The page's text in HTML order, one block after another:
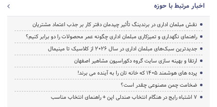
اخبار مرتبط با حوزه
نقش مبلمان اداری در برندینگ تأثیر چیدمان دفتر کار بر جذب اعتماد مشتریان
راهنمای نگهداری و تمیزکاری مبلمان اداری چگونه عمر محصولات را دو برابر کنیم؟
جدیدترین سبک‌های مبلمان اداری در سال ۲۰۲۶ از کلاسیک تا مینیمال
ارتقا و بهینه سازی سایت گروه دکوراسیون مشاهیر اصفهان
پرده‌ های هوشمند ۱۴۰۵ که خانه‌ تان را به آینده می‌ برند!
ضخامت چمن مصنوعی چقدر است؟
۷ اشتباه رایج در هنگام انتخاب صندلی اپن + راهنمای انتخاب مناسب